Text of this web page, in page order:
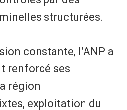
structurées.
constante, l’ANP a
renforcé ses
région.
exploitation du